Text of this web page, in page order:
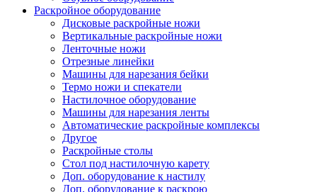
Раскройное оборудование
Дисковые раскройные ножи
Вертикальные раскройные ножи
Ленточные ножи
Отрезные линейки
Машины для нарезания бейки
Термо ножи и спекатели
Настилочное оборудование
Машины для нарезания ленты
Автоматические раскройные комплексы
Другое
Раскройные столы
Стол под настилочную карету
Доп. оборудование к настилу
Доп. оборудование к раскрою